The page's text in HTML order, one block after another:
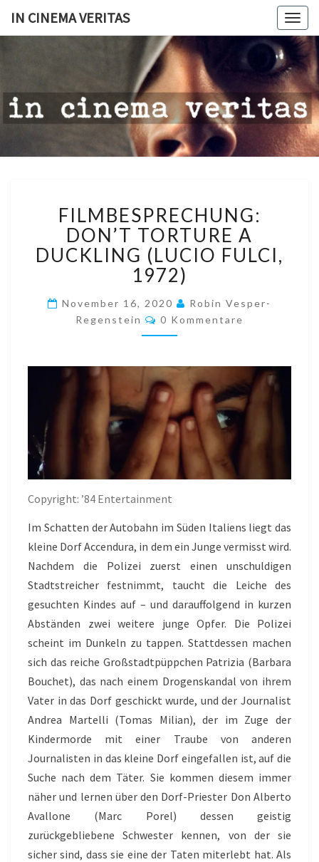
IN CINEMA VERITAS
IN
CINEMA
VERITAS
DON’T
TORTURE
A
DUCKLING
(LUCIO
1972)
FILMBESPRECHUNG:
DON’T TORTURE A
DUCKLING (LUCIO FULCI,
1972)
November 16, 2020
Robin Vesper-
Regenstein
Kommentare
0 Kommentare
Copyright: ’84 Entertainment
Im Schatten der Autobahn im Süden Italiens liegt das
kleine Dorf Accendura, in dem ein Junge vermisst wird.
Nachdem die Polizei zuerst einen unschuldigen
Stadtstreicher festnimmt, taucht die Leiche des
gesuchten Kindes auf – und darauffolgend in kurzen
Abständen zwei weitere junge Opfer. Die Polizei
scheint im Dunkeln zu tappen. Stattdessen machen
sich das reiche Großstadtpüppchen Patrizia (Barbara
Bouchet), das nach einem Drogenskandal von ihrem
Vater in das Dorf geschickt wurde, und der Journalist
Andrea Martelli (Tomas Milian), der im Zuge der
Kindermorde mit einer Traube von anderen
Journalisten in das kleine Dorf eingefallen ist, auf die
Suche nach dem Täter. Sie kommen diesem immer
näher und lernen über den Dorf-Priester Don Alberto
Avallone (Marc Porel) dessen geistig
zurückgebliebene Schwester kennen, von der sie
sicher sind, dass sie eine der Taten miterlebt hat. Als